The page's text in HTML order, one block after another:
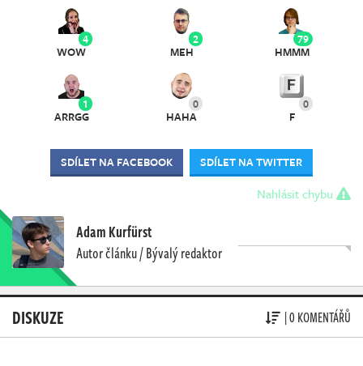
4
WOW
2
MEH
79
HMMM
1
ARRGG
0
HAHA
0
F
SDÍLET NA FACEBOOK SDÍLET NA TWITTER
Nahlásit chybu
Adam Kurfürst
Autor článku / Bývalý redaktor
DISKUZE | 0 KOMENTÁŘŮ